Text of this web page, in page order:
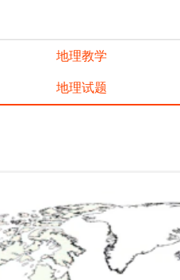
地理教学
地理试题